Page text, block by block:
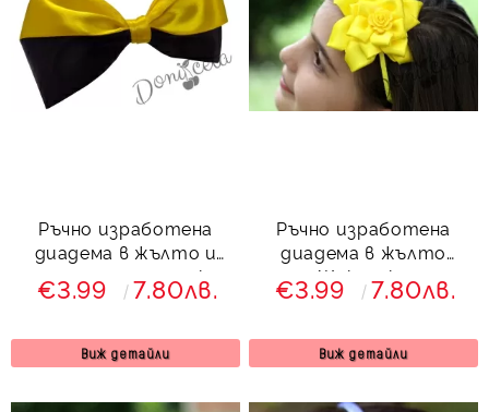
Ръчно изработена
диадема в жълто и
черно тип панделка
€3.99 7.80лв.
Виж детайли
Ръчно изработена
диадема в жълто
Жаклинка
€3.99 7.80лв.
Виж детайли